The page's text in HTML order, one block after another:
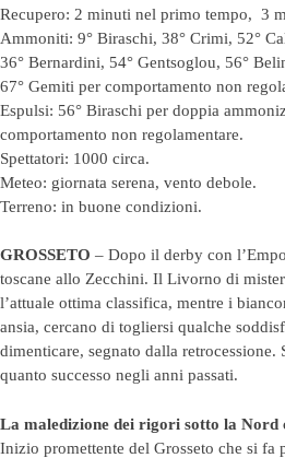
Recupero: 2 minuti nel primo tempo, 3
Ammoniti: 9° Biraschi, 38° Crimi, 52°
36° Bernardini, 54° Gentsoglou, 56°
67° Gemiti per comportamento non
Espulsi: 56° Biraschi per doppia
comportamento non regolamentare.
Spettatori: 1000 circa.
Meteo: giornata serena, vento debole.
Terreno: in buone condizioni.
GROSSETO – Dopo il derby con
toscane allo Zecchini. Il Livorno di
l’attuale ottima classifica, mentre i
ansia, cercano di togliersi qualche
dimenticare, segnato dalla
quanto successo negli anni passati.
La maledizione dei rigori sotto la Nord
Inizio promettente del Grosseto che si fa